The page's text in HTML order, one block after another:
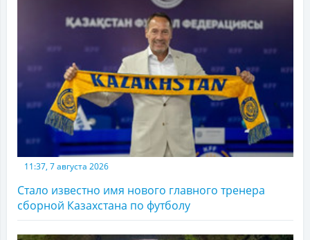
11:37, 7 августа 2026
Стало известно имя нового главного тренера
сборной Казахстана по футболу